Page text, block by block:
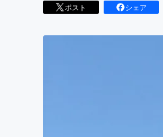
ポスト シェア